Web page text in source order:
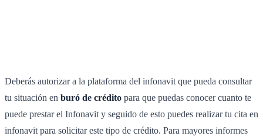
Deberás autorizar a la plataforma del infonavit que pueda consultar
tu situación en buró de crédito para que puedas conocer cuanto te
puede prestar el Infonavit y seguido de esto puedes realizar tu cita en
infonavit para solicitar este tipo de crédito. Para mayores informes